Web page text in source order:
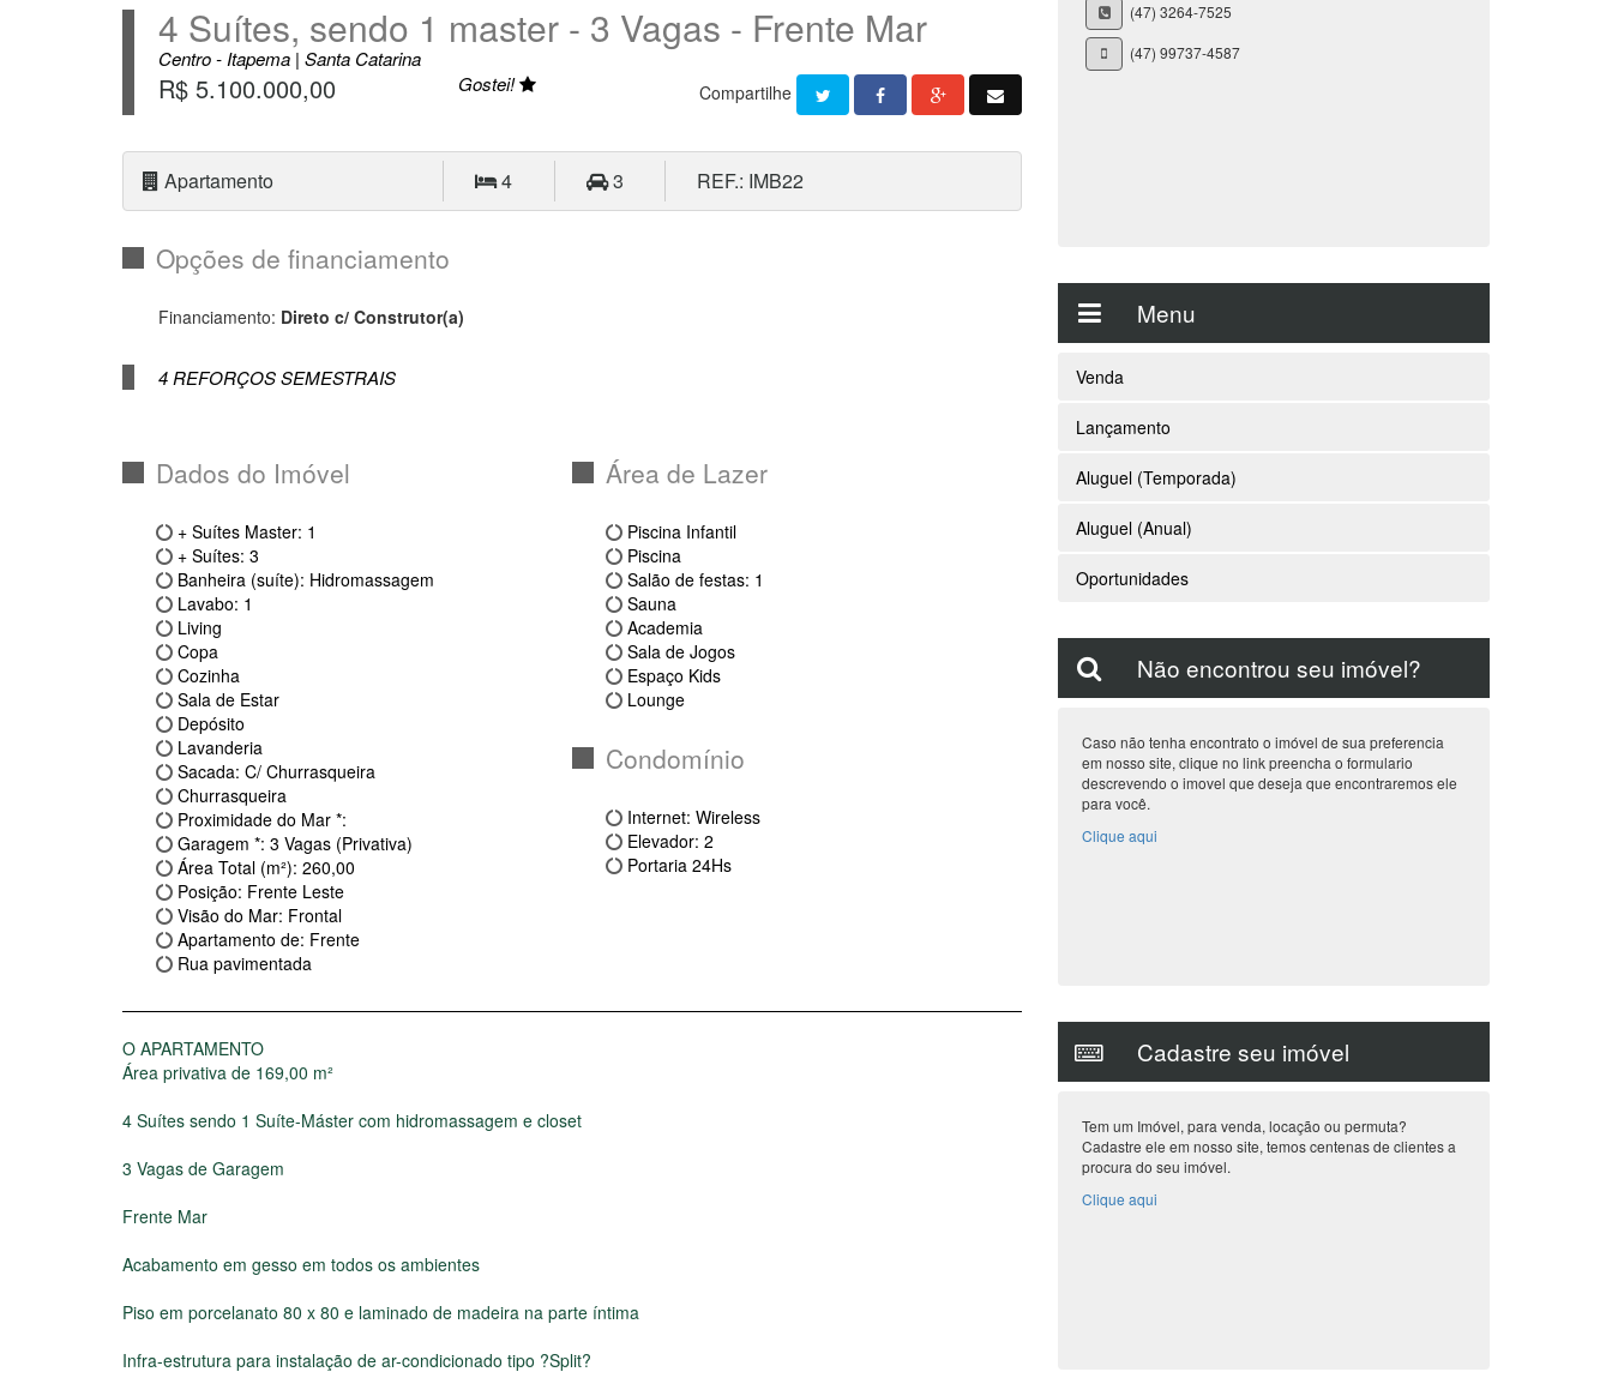
4 Suítes, sendo 1 master - 3 Vagas - Frente Mar
Centro - Itapema | Santa Catarina
R$ 5.100.000,00 Gostei! Compartilhe
Apartamento 4 3 REF.: IMB22
Opções de financiamento
Financiamento: Direto c/ Construtor(a)
4 REFORÇOS SEMESTRAIS
Dados do Imóvel
+ Suítes Master: 1
+ Suítes: 3
Banheira (suíte): Hidromassagem
Lavabo: 1
Living
Copa
Cozinha
Sala de Estar
Depósito
Lavanderia
Sacada: C/ Churrasqueira
Churrasqueira
Proximidade do Mar *:
Garagem *: 3 Vagas (Privativa)
Área Total (m²): 260,00
Posição: Frente Leste
Visão do Mar: Frontal
Apartamento de: Frente
Rua pavimentada
Área de Lazer
Piscina Infantil
Piscina
Salão de festas: 1
Sauna
Academia
Sala de Jogos
Espaço Kids
Lounge
Condomínio
Internet: Wireless
Elevador: 2
Portaria 24Hs
O APARTAMENTO
Área privativa de 169,00 m²
4 Suítes sendo 1 Suíte-Máster com hidromassagem e closet
3 Vagas de Garagem
Frente Mar
Acabamento em gesso em todos os ambientes
Piso em porcelanato 80 x 80 e laminado de madeira na parte íntima
Infra-estrutura para instalação de ar-condicionado tipo ?Split?
(47) 3264-7525
(47) 99737-4587
Menu
Venda
Lançamento
Aluguel (Temporada)
Aluguel (Anual)
Oportunidades
Não encontrou seu imóvel?
Caso não tenha encontrato o imóvel de sua preferencia
em nosso site, clique no link preencha o formulario
descrevendo o imovel que deseja que encontraremos ele
para você.
Clique aqui
Cadastre seu imóvel
Tem um Imóvel, para venda, locação ou permuta?
Cadastre ele em nosso site, temos centenas de clientes a
procura do seu imóvel.
Clique aqui